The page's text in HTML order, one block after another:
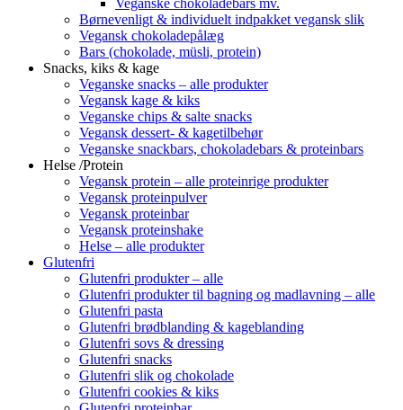
Børnevenligt & individuelt indpakket vegansk slik
Vegansk chokoladepålæg
Bars (chokolade, müsli, protein)
Snacks, kiks & kage
Veganske snacks – alle produkter
Vegansk kage & kiks
Veganske chips & salte snacks
Vegansk dessert- & kagetilbehør
Veganske snackbars, chokoladebars & proteinbars
Helse /Protein
Vegansk protein – alle proteinrige produkter
Vegansk proteinpulver
Vegansk proteinbar
Vegansk proteinshake
Helse – alle produkter
Glutenfri
Glutenfri produkter – alle
Glutenfri produkter til bagning og madlavning – alle
Glutenfri pasta
Glutenfri brødblanding & kageblanding
Glutenfri sovs & dressing
Glutenfri snacks
Glutenfri slik og chokolade
Glutenfri cookies & kiks